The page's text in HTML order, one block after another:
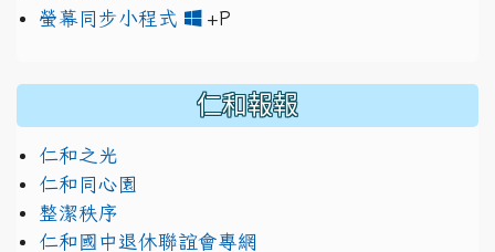
螢幕同步小程式
+P
仁和報報
仁和之光
仁和同心園
整潔秩序
仁和國中退休聯誼會專網